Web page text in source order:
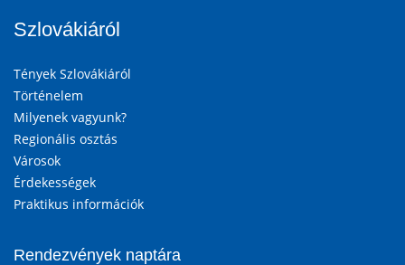
Szlovákiáról
Tények Szlovákiáról
Történelem
Milyenek vagyunk?
Regionális osztás
Városok
Érdekességek
Praktikus információk
Rendezvények naptára